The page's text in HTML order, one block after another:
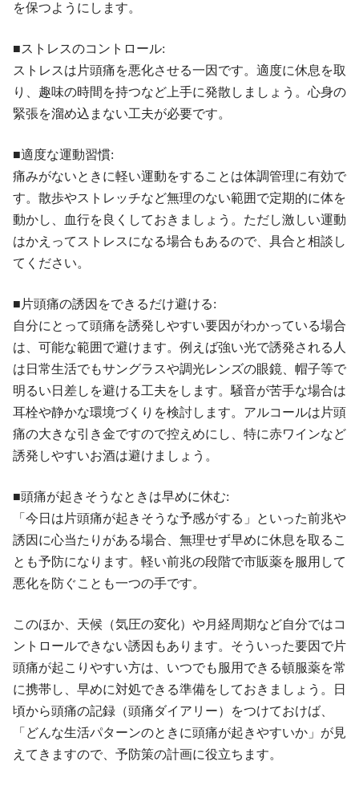
を保つようにします。
■ストレスのコントロール:
ストレスは片頭痛を悪化させる一因です。適度に休息を取
り、趣味の時間を持つなど上手に発散しましょう。心身の
緊張を溜め込まない工夫が必要です。
■適度な運動習慣:
痛みがないときに軽い運動をすることは体調管理に有効で
す。散歩やストレッチなど無理のない範囲で定期的に体を
動かし、血行を良くしておきましょう。ただし激しい運動
はかえってストレスになる場合もあるので、具合と相談し
てください。
■片頭痛の誘因をできるだけ避ける:
自分にとって頭痛を誘発しやすい要因がわかっている場合
は、可能な範囲で避けます。例えば強い光で誘発される人
は日常生活でもサングラスや調光レンズの眼鏡、帽子等で
明るい日差しを避ける工夫をします。騒音が苦手な場合は
耳栓や静かな環境づくりを検討します。アルコールは片頭
痛の大きな引き金ですので控えめにし、特に赤ワインなど
誘発しやすいお酒は避けましょう。
■頭痛が起きそうなときは早めに休む:
「今日は片頭痛が起きそうな予感がする」といった前兆や
誘因に心当たりがある場合、無理せず早めに休息を取るこ
とも予防になります。軽い前兆の段階で市販薬を服用して
悪化を防ぐことも一つの手です。
このほか、天候（気圧の変化）や月経周期など自分ではコ
ントロールできない誘因もあります。そういった要因で片
頭痛が起こりやすい方は、いつでも服用できる頓服薬を常
に携帯し、早めに対処できる準備をしておきましょう。日
頃から頭痛の記録（頭痛ダイアリー）をつけておけば、
「どんな生活パターンのときに頭痛が起きやすいか」が見
えてきますので、予防策の計画に役立ちます。